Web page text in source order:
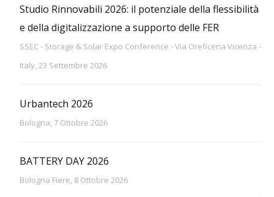
Studio Rinnovabili 2026: il potenziale della flessibilità
e della digitalizzazione a supporto delle FER
SSEC - Storage & Solar Expo Conference - Via Oreficeria Vicenza -
Italy, 23 Settembre 2026
Urbantech 2026
Bologna, 7 Ottobre 2026
BATTERY DAY 2026
Bologna Fiere, 8 Ottobre 2026